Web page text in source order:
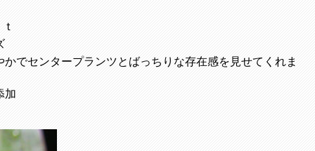
かでセンタープランツとばっちりな存在感を見せてくれま
加